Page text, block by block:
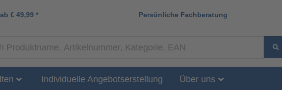
€ 49,99 * Persönliche Fachberatung
Individuelle Angebotserstellung Über uns